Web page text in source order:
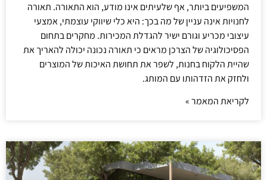
המשפיעים ביותר, אף שלעיתים אינו מודע, הוא התאורה. תאורה
לחנויות אינה עניין של מה בכך: היא כלי שיווקי עוצמתי, אמצעי
עיצובי מכריע וגורם ישיר להגדלת המכירות. מחקרים בתחום
הפסיכולוגיה של הצרכן מראים כי תאורה נכונה יכולה להאריך את
שהיית הלקוח בחנות, לשפר את תחושת האיכות של המוצרים
ולחזק את הזדהותו עם המותג.
לקריאת המאמר »